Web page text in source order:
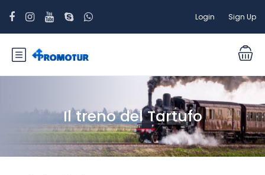
Login Sign Up
Il treno del Tartufo